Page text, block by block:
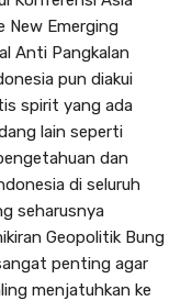
New Emerging
Anti Pangkalan
pun diakui
spirit yang ada
lain seperti
dan
di seluruh
seharusnya
Geopolitik Bung
penting agar
menjatuhkan ke